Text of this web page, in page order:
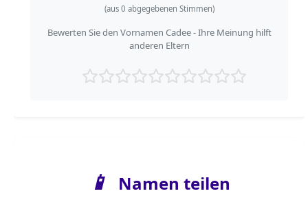
(aus 0 abgegebenen Stimmen)
Bewerten Sie den Vornamen Cadee - Ihre Meinung hilft
anderen Eltern
📱 Namen teilen